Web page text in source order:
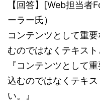
【回答】[Web担当者
ーラー氏）
コンテンツとして重
むのではなくテキスト
『コンテンツとして
込むのではなくテキ
い。』